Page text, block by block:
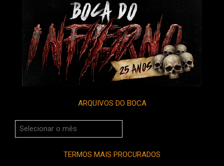
ARQUIVOS DO BOCA
Arquivos
do
TERMOS MAIS PROCURADOS